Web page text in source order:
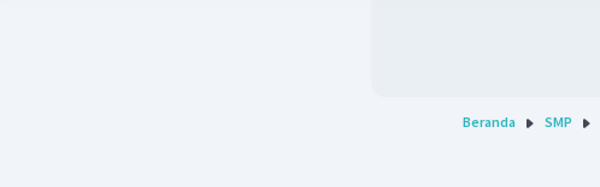
Beranda SMP